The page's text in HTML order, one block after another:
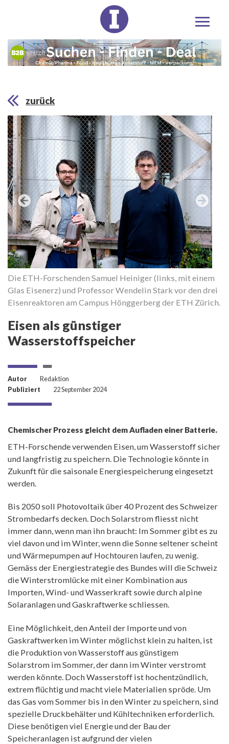
zurück
Die ETH-Forschenden Samuel Heiniger (links, mit einem
Glas Eisenerz) und Professor Wendelin Stark vor den drei
Eisenreaktoren am Campus Hönggerberg der ETH Zürich.
Eisen als günstiger
Wasserstoffspeicher
Autor
Redaktion
Publiziert
22 September 2024
Chemischer Prozess gleicht dem Aufladen einer Batterie.
ETH-Forschende verwenden Eisen, um Wasserstoff sicher
und langfristig zu speichern. Die Technologie könnte in
Zukunft für die saisonale Energiespeicherung eingesetzt
werden.
Bis 2050 soll Photovoltaik über 40 Prozent des Schweizer
Strombedarfs decken. Doch Solarstrom fliesst nicht
immer dann, wenn man ihn braucht: Im Sommer gibt es zu
viel davon und im Winter, wenn die Sonne seltener scheint
und Wärmepumpen auf Hochtouren laufen, zu wenig.
Gemäss der Energiestrategie des Bundes will die Schweiz
die Winterstromlücke mit einer Kombination aus
Importen, Wind- und Wasserkraft sowie durch alpine
Solaranlagen und Gaskraftwerke schliessen.
Eine Möglichkeit, den Anteil der Importe und von
Gaskraftwerken im Winter möglichst klein zu halten, ist
die Produktion von Wasserstoff aus günstigem
Solarstrom im Sommer, der dann im Winter verstromt
werden könnte. Doch Wasserstoff ist hochentzündlich,
extrem flüchtig und macht viele Materialien spröde. Um
das Gas vom Sommer bis in den Winter zu speichern, sind
spezielle Druckbehälter und Kühltechniken erforderlich.
Diese benötigen viel Energie und der Bau der
Speicheranlagen ist aufgrund der vielen